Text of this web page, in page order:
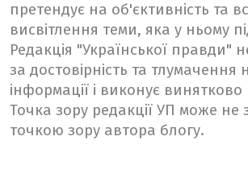
претендує на об'єктивність та
висвітлення теми, яка у ньому
Редакція "Української правди"
за достовірність та тлумачення
інформації і виконує винятково
Точка зору редакції УП може не
точкою зору автора блогу.